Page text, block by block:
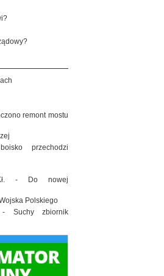
remont mostu
przechodzi
- Do nowej
Polskiego
- Suchy zbiornik